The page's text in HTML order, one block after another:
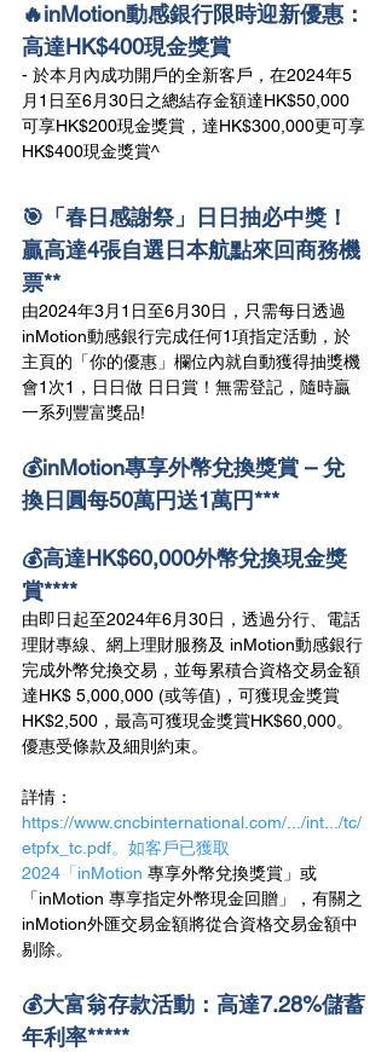
🔥inMotion動感銀行限時迎新優惠：
高達HK$400現金獎賞
- 於本月內成功開戶的全新客戶，在2024年5
月1日至6月30日之總結存金額達HK$50,000
可享HK$200現金獎賞，達HK$300,000更可享
HK$400現金獎賞^
🎯「春日感謝祭」日日抽必中獎！
贏高達4張自選日本航點來回商務機
票**
由2024年3月1日至6月30日，只需每日透過
inMotion動感銀行完成任何1項指定活動，於
主頁的「你的優惠」欄位內就自動獲得抽獎機
會1次1，日日做 日日賞！無需登記，隨時贏
一系列豐富獎品!
💰inMotion專享外幣兌換獎賞 – 兌
換日圓每50萬円送1萬円***
💰高達HK$60,000外幣兌換現金獎
賞****
由即日起至2024年6月30日，透過分行、電話
理財專線、網上理財服務及 inMotion動感銀行
完成外幣兌換交易，並每累積合資格交易金額
達HK$ 5,000,000 (或等值)，可獲現金獎賞
HK$2,500，最高可獲現金獎賞HK$60,000。
優惠受條款及細則約束。
詳情：
https://www.cncbinternational.com/.../int.../tc/
etpfx_tc.pdf。如客戶已獲取
2024「inMotion 專享外幣兌換獎賞」或
「inMotion 專享指定外幣現金回贈」，有關之
inMotion外匯交易金額將從合資格交易金額中
剔除。
💰大富翁存款活動：高達7.28%儲蓄
年利率*****